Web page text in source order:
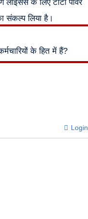
लाइसेंस के लिए टाटा पावर
संकल्प लिया है।
के हित में हैं?
Login